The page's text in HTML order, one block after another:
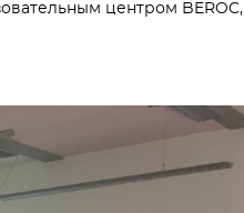
центром BEROC,